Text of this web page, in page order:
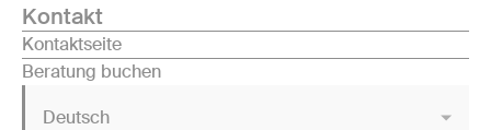
Kontakt
Kontaktseite
Beratung buchen
Deutsch